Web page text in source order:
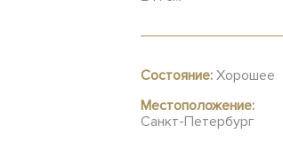
Состояние: Хорошее
Местоположение:
Санкт-Петербург